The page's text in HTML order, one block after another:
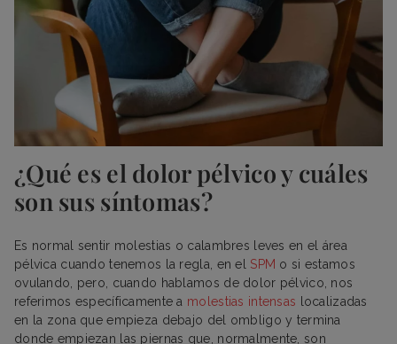
¿Qué es el dolor pélvico y cuáles
son sus síntomas?
Es normal sentir molestias o calambres leves en el área
pélvica cuando tenemos la regla, en el SPM o si estamos
ovulando, pero, cuando hablamos de dolor pélvico, nos
referimos específicamente a molestias intensas localizadas
en la zona que empieza debajo del ombligo y termina
donde empiezan las piernas que, normalmente, son